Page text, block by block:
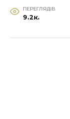
ПЕРЕГЛЯДІВ
9.2к.